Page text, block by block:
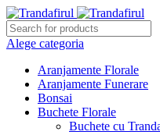
Alege categoria
Aranjamente Florale
Aranjamente Funerare
Bonsai
Buchete Florale
Buchete cu